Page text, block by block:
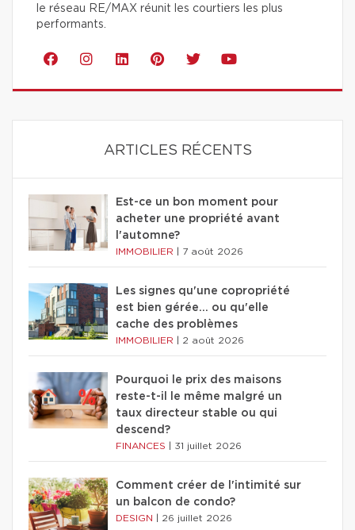
le réseau RE/MAX réunit les courtiers les plus
performants.
ARTICLES RÉCENTS
Est-ce un bon moment pour
acheter une propriété avant
l'automne?
IMMOBILIER 7 août 2026
Les signes qu'une copropriété
est bien gérée… ou qu'elle
cache des problèmes
IMMOBILIER 2 août 2026
Pourquoi le prix des maisons
reste-t-il le même malgré un
taux directeur stable ou qui
descend?
FINANCES 31 juillet 2026
Comment créer de l'intimité sur
un balcon de condo?
DESIGN 26 juillet 2026